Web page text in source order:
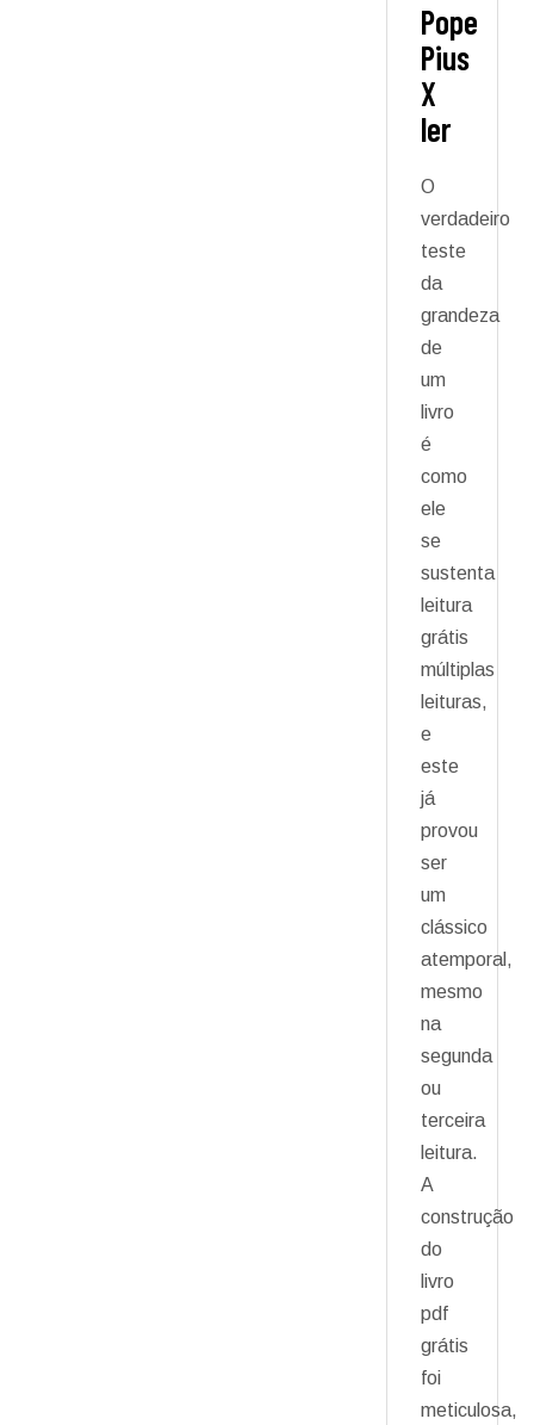
Pope
Pius
X
ler
O
verdadeiro
teste
da
grandeza
de
um
livro
é
como
ele
se
sustenta
leitura
grátis
múltiplas
leituras,
e
este
já
provou
ser
um
clássico
atemporal,
mesmo
na
segunda
ou
terceira
leitura.
A
construção
do
livro
pdf
grátis
foi
meticulosa,